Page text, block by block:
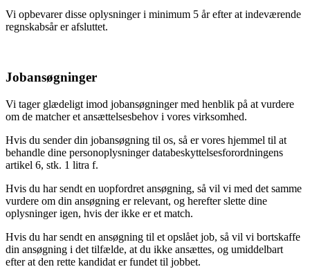
Vi opbevarer disse oplysninger i minimum 5 år efter at indeværende
regnskabsår er afsluttet.
Jobansøgninger
Vi tager glædeligt imod jobansøgninger med henblik på at vurdere
om de matcher et ansættelsesbehov i vores virksomhed.
Hvis du sender din jobansøgning til os, så er vores hjemmel til at
behandle dine personoplysninger databeskyttelsesforordningens
artikel 6, stk. 1 litra f.
Hvis du har sendt en uopfordret ansøgning, så vil vi med det samme
vurdere om din ansøgning er relevant, og herefter slette dine
oplysninger igen, hvis der ikke er et match.
Hvis du har sendt en ansøgning til et opslået job, så vil vi bortskaffe
din ansøgning i det tilfælde, at du ikke ansættes, og umiddelbart
efter at den rette kandidat er fundet til jobbet.